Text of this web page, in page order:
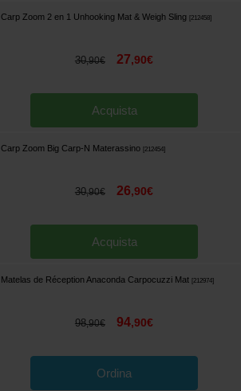
Carp Zoom 2 en 1 Unhooking Mat & Weigh Sling [212458]
30,90€ 27,90€
Acquista
Carp Zoom Big Carp-N Materassino [212454]
30,90€ 26,90€
Acquista
Matelas de Réception Anaconda Carpocuzzi Mat [212974]
98,90€ 94,90€
Ordina